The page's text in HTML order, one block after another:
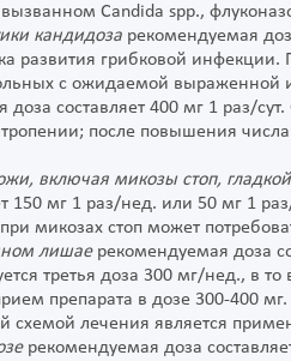
Candida spp.,
кандидоза рекомендуемая
развития грибковой
с ожидаемой выраженной
доза составляет 400 мг 1 раз/
после повышения
включая микозы стоп,
150 мг 1 раз/нед. или 50 мг 1
микозах стоп может
лишаерекомендуемая доза
третья доза 300 мг/нед., в
препарата в дозе 300-400 мг.
схемой лечения является
рекомендуемая доза